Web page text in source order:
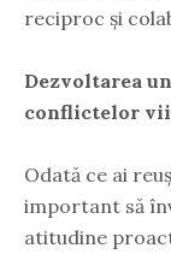
reciproc și
Dezvoltarea
conflictelor
Odată ce ai
important să
atitudine